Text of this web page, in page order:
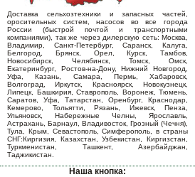
Доставка сельхозтехники и запасных частей,
оросительных систем, насосов во все города
России (быстрой почтой и транспортными
компаниями), так же через дилерскую сеть: Москва,
Владимир, Санкт-Петербург, Саранск, Калуга,
Белгород, Брянск, Орел, Курск, Тамбов,
Новосибирск, Челябинск, Томск, Омск,
Екатеринбург, Ростов-на-Дону, Нижний Новгород,
Уфа, Казань, Самара, Пермь, Хабаровск,
Волгоград, Иркутск, Красноярск, Новокузнецк,
Липецк, Башкирия, Ставрополь, Воронеж, Тюмень,
Саратов, Уфа, Татарстан, Оренбург, Краснодар,
Кемерово, Тольятти, Рязань, Ижевск, Пенза,
Ульяновск, Набережные Челны, Ярославль,
Астрахань, Барнаул, Владивосток, Грозный (Чечня),
Тула, Крым, Севастополь, Симферополь, в страны
СНГ:Киргизия, Казахстан, Узбекистан, Киргизстан,
Туркменистан, Ташкент, Азербайджан,
Таджикистан.
Наша кнопка: